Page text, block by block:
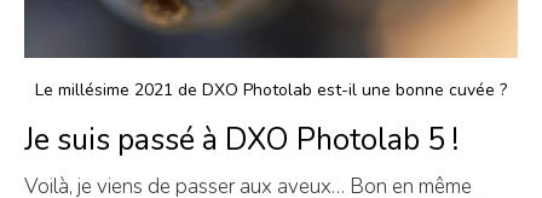
Le millésime 2021 de DXO Photolab est-il une bonne cuvée ?
Je suis passé à DXO Photolab 5 !
Voilà, je viens de passer aux aveux… Bon en même